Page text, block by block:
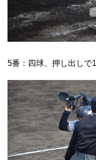
5番：四球、押し出し